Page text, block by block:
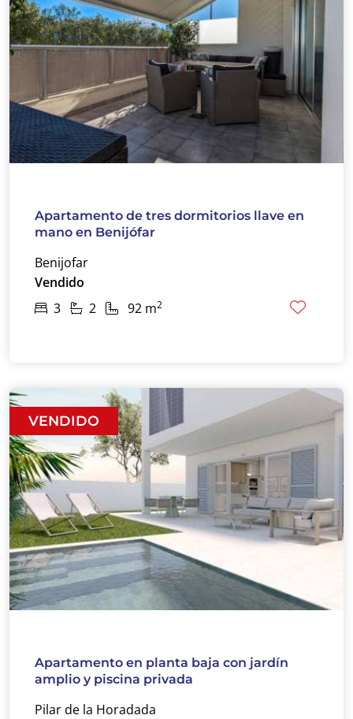
Apartamento de tres dormitorios llave en
mano en Benijófar
Benijofar
Vendido
3
2 92 m2
VENDIDO
Apartamento en planta baja con jardín
amplio y piscina privada
Pilar de la Horadada